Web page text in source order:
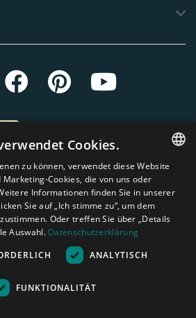
| België|Belgique|España
Kingdom
ENGLISH
DUTCH
GERMAN
Cookies.
zu können, verwendet diese Website
Cookies, die von uns oder
Informationen finden Sie in unserer
Sie auf „Ich stimme zu“, um dem
Oder treffen Sie über „Details
Auswahl. Datenschutzerklärung
ANALYTISCH
FUNKTIONALITÄT